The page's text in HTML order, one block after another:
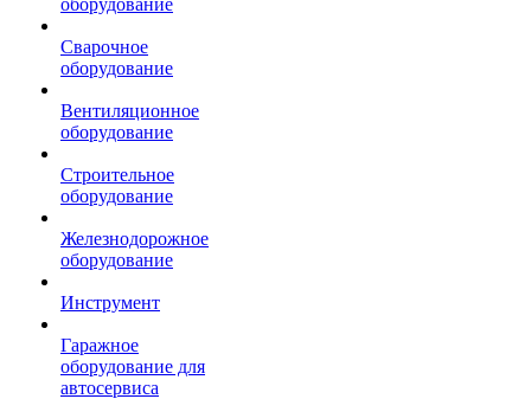
оборудование
Сварочное
оборудование
Вентиляционное
оборудование
Строительное
оборудование
Железнодорожное
оборудование
Инструмент
Гаражное
оборудование для
автосервиса